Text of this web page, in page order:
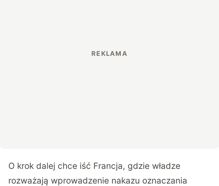
O krok dalej chce iść Francja, gdzie władze
rozważają wprowadzenie nakazu oznaczania